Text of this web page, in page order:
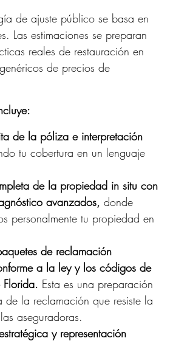
de ajuste público se basa en
Las estimaciones se preparan
reales de restauración en
de precios de
de la póliza e interpretación
tu cobertura en un lenguaje
de la propiedad in situ con
avanzados, donde
personalmente tu propiedad en
de reclamación
a la ley y los códigos de
Esta es una preparación
de la reclamación que resiste la
aseguradoras.
y representación